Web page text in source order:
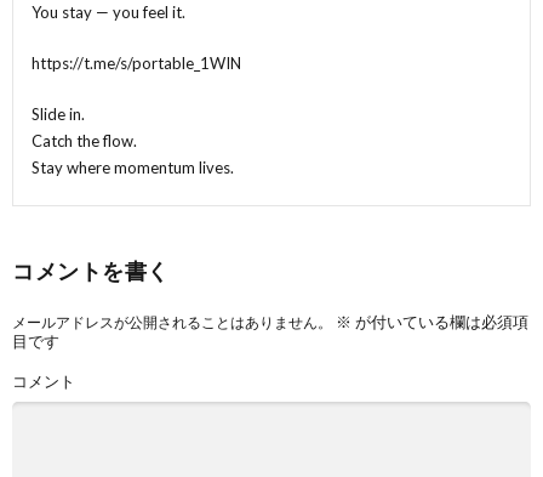
You stay — you feel it.
https://t.me/s/portable_1WIN
Slide in.
Catch the flow.
Stay where momentum lives.
コメントを書く
メールアドレスが公開されることはありません。 ※ が付いている欄は必須項
目です
コメント